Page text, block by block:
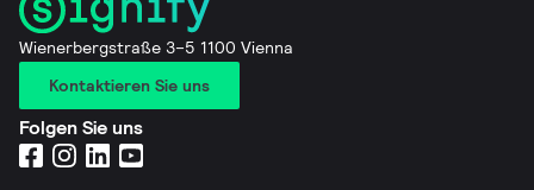
Wienerbergstraße 3–5 1100 Vienna
Kontaktieren Sie uns
Folgen Sie uns